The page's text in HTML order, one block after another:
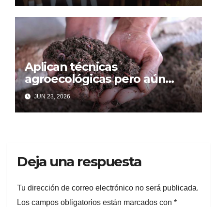
Aplican técnicas
agroecológicas pero aún
resultan insuficientes
JUN 23, 2026
Deja una respuesta
Tu dirección de correo electrónico no será publicada.
Los campos obligatorios están marcados con *